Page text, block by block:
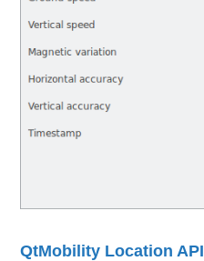
QtMobility Location API